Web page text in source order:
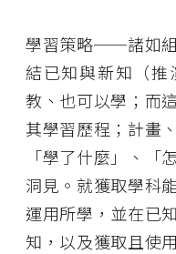
學習策略──諸如
結已知與新知（推
教、也可以學；而
其學習歷程；計畫
「學了什麼」、「
洞見。就獲取學科
運用所學，並在已
知，以及獲取且使